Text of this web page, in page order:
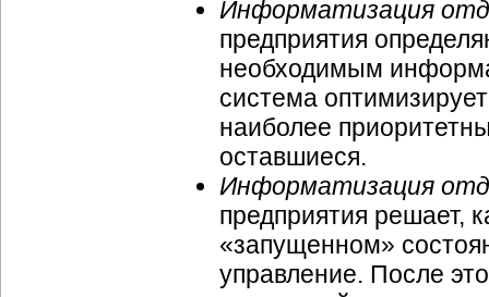
Информатизация
предприятия
необходимым
система
наиболее
оставшиеся.
Информатизация
предприятия решает,
«запущенном»
управление. После